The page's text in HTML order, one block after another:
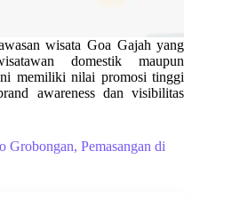
wisata Goa Gajah yang
domestik maupun
memiliki nilai promosi tinggi
awareness dan visibilitas
Grobongan, Pemasangan di